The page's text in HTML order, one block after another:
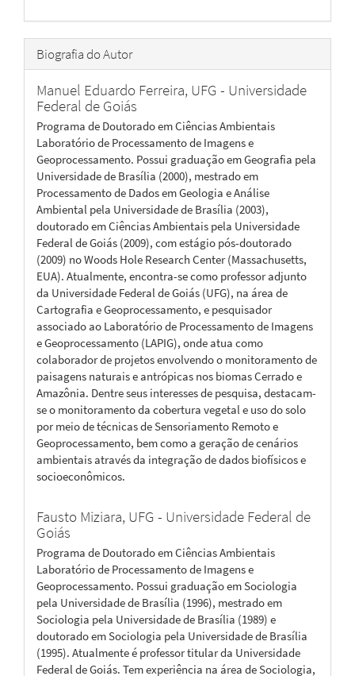
Biografia do Autor
Manuel Eduardo Ferreira, UFG - Universidade
Federal de Goiás
Programa de Doutorado em Ciências Ambientais
Laboratório de Processamento de Imagens e
Geoprocessamento. Possui graduação em Geografia pela
Universidade de Brasília (2000), mestrado em
Processamento de Dados em Geologia e Análise
Ambiental pela Universidade de Brasília (2003),
doutorado em Ciências Ambientais pela Universidade
Federal de Goiás (2009), com estágio pós-doutorado
(2009) no Woods Hole Research Center (Massachusetts,
EUA). Atualmente, encontra-se como professor adjunto
da Universidade Federal de Goiás (UFG), na área de
Cartografia e Geoprocessamento, e pesquisador
associado ao Laboratório de Processamento de Imagens
e Geoprocessamento (LAPIG), onde atua como
colaborador de projetos envolvendo o monitoramento de
paisagens naturais e antrópicas nos biomas Cerrado e
Amazônia. Dentre seus interesses de pesquisa, destacam-
se o monitoramento da cobertura vegetal e uso do solo
por meio de técnicas de Sensoriamento Remoto e
Geoprocessamento, bem como a geração de cenários
ambientais através da integração de dados biofísicos e
socioeconômicos.
Fausto Miziara, UFG - Universidade Federal de
Goiás
Programa de Doutorado em Ciências Ambientais
Laboratório de Processamento de Imagens e
Geoprocessamento. Possui graduação em Sociologia
pela Universidade de Brasília (1996), mestrado em
Sociologia pela Universidade de Brasília (1989) e
doutorado em Sociologia pela Universidade de Brasília
(1995). Atualmente é professor titular da Universidade
Federal de Goiás. Tem experiência na área de Sociologia,